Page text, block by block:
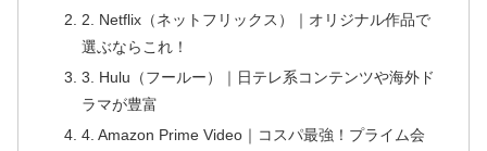
2. Netflix（ネットフリックス）｜オリジナル作品で
選ぶならこれ！
3. Hulu（フールー）｜日テレ系コンテンツや海外ド
ラマが豊富
4. Amazon Prime Video｜コスパ最強！プライム会